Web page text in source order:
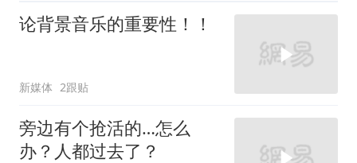
论背景音乐的重要性！！
新媒体 2跟贴
旁边有个抢活的…怎么
办？人都过去了？